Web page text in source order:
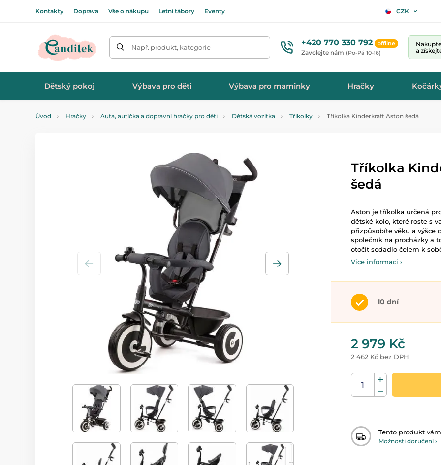
Kontakty Doprava Vše o nákupu Letní tábory Eventy CZK
Např. produkt, kategorie +420 770 330 792 offline
Zavolejte nám (Po-Pá 10-16)
a
Dětský pokoj Výbava pro děti Výbava pro maminky Hračky
Úvod Hračky Auta, autíčka a dopravní hračky pro děti Dětská vozítka Tříkolky Tříkolka Kinderkraft Aston šedá
Tříkolka
šedá
Aston je tříkolka určená
dětské kolo, které roste s
přizpůsobíte věku a výšce
společník na procházky a
otočit sedadlo čelem k
Více informací ›
10 dní
2 979 Kč
2 462 Kč bez DPH
Tento produkt
Možnosti doručení ›